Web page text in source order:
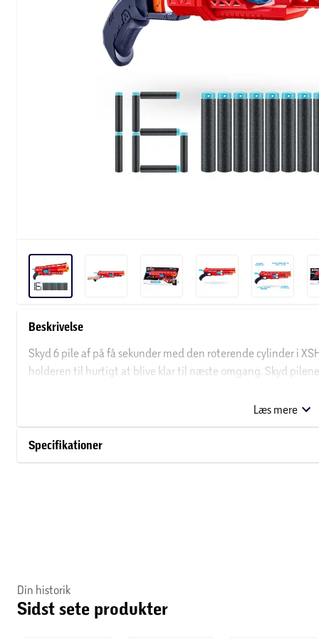
Beskrivelse
Skyd 6 pile af på få sekunder med den roterende cylinder i
holderen til hurtigt at blive klar til næste omgang. Skyd
dine modstandere, før de overhovedet er begyndt!Læs mere
Specifikationer
Din historik
Sidst sete produkter